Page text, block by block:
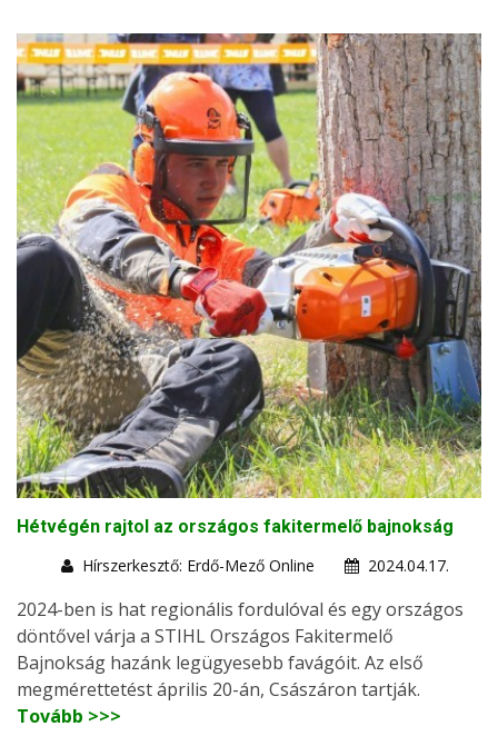
Hétvégén rajtol az országos fakitermelő bajnokság
Hírszerkesztő: Erdő-Mező Online
2024.04.17.
2024-ben is hat regionális fordulóval és egy országos
döntővel várja a STIHL Országos Fakitermelő
Bajnokság hazánk legügyesebb favágóit. Az első
megmérettetést április 20-án, Császáron tartják.
Tovább >>>